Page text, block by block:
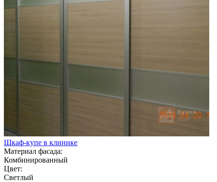
Шкаф-купе в клинике
Материал фасада:
Комбинированный
Цвет:
Светлый